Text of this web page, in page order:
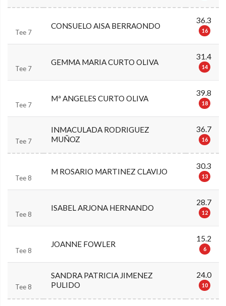
Tee 7
CONSUELO AISA BERRAONDO
36.3
16
Tee 7
GEMMA MARIA CURTO OLIVA
31.4
14
Tee 7
Mª ANGELES CURTO OLIVA
39.8
18
Tee 7
INMACULADA RODRIGUEZ
MUÑOZ
36.7
16
Tee 8
M ROSARIO MARTINEZ CLAVIJO
30.3
13
Tee 8
ISABEL ARJONA HERNANDO
28.7
12
Tee 8
JOANNE FOWLER
15.2
6
Tee 8
SANDRA PATRICIA JIMENEZ
PULIDO
24.0
10